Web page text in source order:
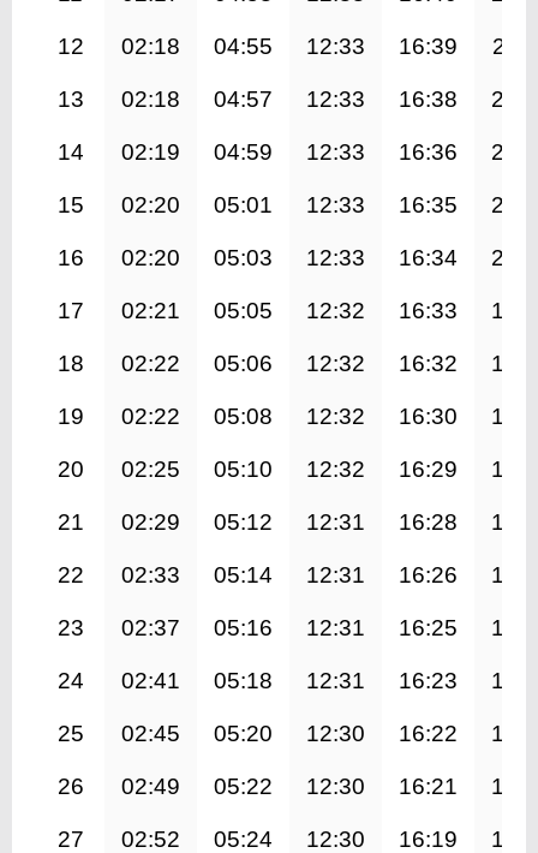
12 02:18 04:55 12:33 16:39
13 02:18 04:57 12:33 16:38
14 02:19 04:59 12:33 16:36
15 02:20 05:01 12:33 16:35
16 02:20 05:03 12:33 16:34
17 02:21 05:05 12:32 16:33
18 02:22 05:06 12:32 16:32
19 02:22 05:08 12:32 16:30
20 02:25 05:10 12:32 16:29
21 02:29 05:12 12:31 16:28
22 02:33 05:14 12:31 16:26
23 02:37 05:16 12:31 16:25
24 02:41 05:18 12:31 16:23
25 02:45 05:20 12:30 16:22
26 02:49 05:22 12:30 16:21
27 02:52 05:24 12:30 16:19